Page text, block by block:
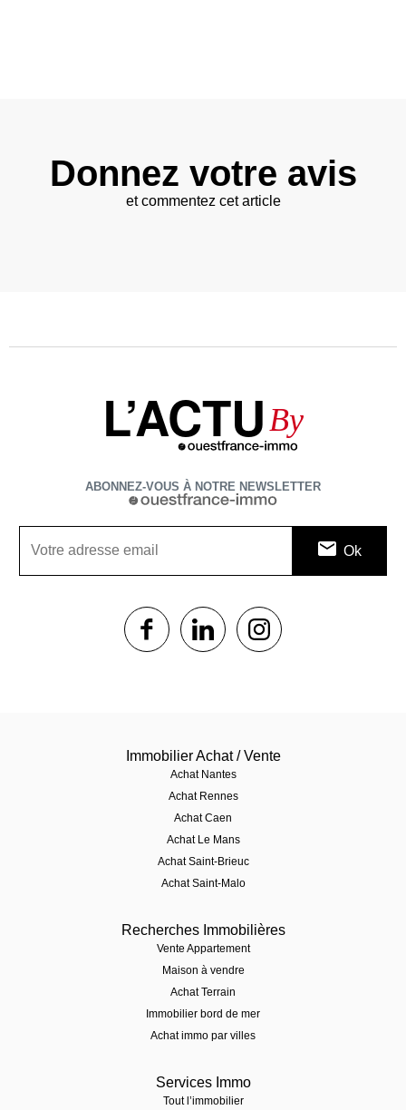
Donnez votre avis
et commentez cet article
L’ACTU By
ABONNEZ-VOUS À NOTRE NEWSLETTER
1$s 1$s
Immobilier Achat / Vente
Achat Nantes
Achat Rennes
Achat Caen
Achat Le Mans
Achat Saint-Brieuc
Achat Saint-Malo
Recherches Immobilières
Vente Appartement
Maison à vendre
Achat Terrain
Immobilier bord de mer
Achat immo par villes
Services Immo
Tout l’immobilier